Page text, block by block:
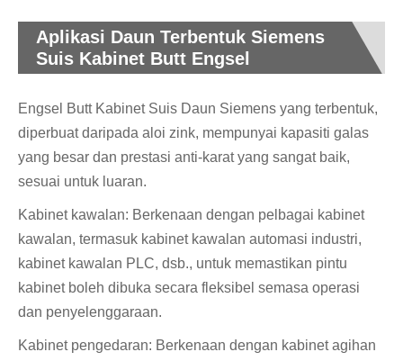
Aplikasi Daun Terbentuk Siemens
Suis Kabinet Butt Engsel
Engsel Butt Kabinet Suis Daun Siemens yang terbentuk,
diperbuat daripada aloi zink, mempunyai kapasiti galas
yang besar dan prestasi anti-karat yang sangat baik,
sesuai untuk luaran.
Kabinet kawalan: Berkenaan dengan pelbagai kabinet
kawalan, termasuk kabinet kawalan automasi industri,
kabinet kawalan PLC, dsb., untuk memastikan pintu
kabinet boleh dibuka secara fleksibel semasa operasi
dan penyelenggaraan.
Kabinet pengedaran: Berkenaan dengan kabinet agihan